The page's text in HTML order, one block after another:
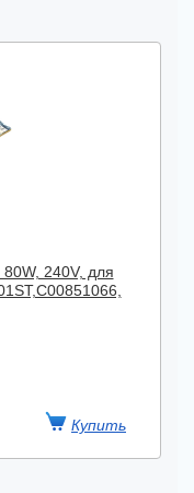
240V, для